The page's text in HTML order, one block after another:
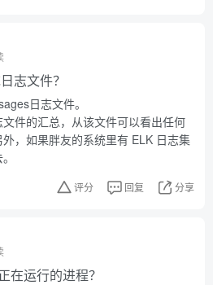
志文件？
日志文件。
件的汇总，从该文件可以看出任何
，如果胖友的系统里有 ELK 日志集
评分 回复 分享
在运行的进程？